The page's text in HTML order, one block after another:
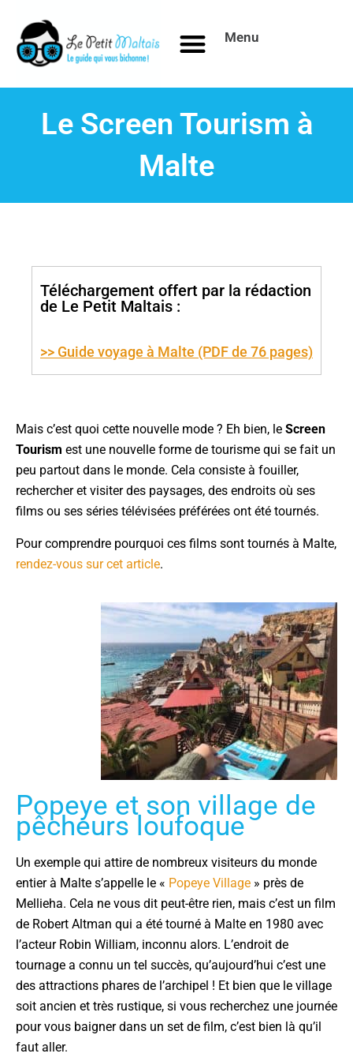
contenu
Menu
Le Screen Tourism à
Malte
Téléchargement offert par la rédaction
de Le Petit Maltais :
>> Guide voyage à Malte (PDF de 76 pages)
Mais c’est quoi cette nouvelle mode ? Eh bien, le Screen
Tourism est une nouvelle forme de tourisme qui se fait un
peu partout dans le monde. Cela consiste à fouiller,
rechercher et visiter des paysages, des endroits où ses
films ou ses séries télévisées préférées ont été tournés.
Pour comprendre pourquoi ces films sont tournés à Malte,
rendez-vous sur cet article.
Popeye et son village de
pêcheurs loufoque
Un exemple qui attire de nombreux visiteurs du monde
entier à Malte s’appelle le « Popeye Village » près de
Mellieha. Cela ne vous dit peut-être rien, mais c’est un film
de Robert Altman qui a été tourné à Malte en 1980 avec
l’acteur Robin William, inconnu alors. L’endroit de
tournage a connu un tel succès, qu’aujourd’hui c’est une
des attractions phares de l’archipel ! Et bien que le village
soit ancien et très rustique, si vous recherchez une journée
pour vous baigner dans un set de film, c’est bien là qu’il
faut aller.